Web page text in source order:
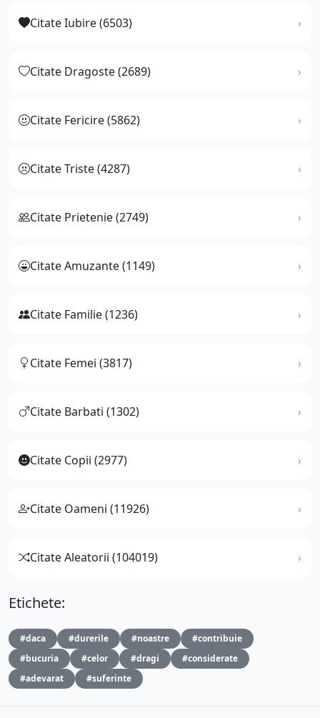
Citate Iubire (6503)
Citate Dragoste (2689)
Citate Fericire (5862)
Citate Triste (4287)
Citate Prietenie (2749)
Citate Amuzante (1149)
Citate Familie (1236)
Citate Femei (3817)
Citate Barbati (1302)
Citate Copii (2977)
Citate Oameni (11926)
Citate Aleatorii (104019)
Etichete:
#daca #durerile #noastre
#contribuie
#bucuria
#celor #dragi
#considerate
#adevarat
#suferinte